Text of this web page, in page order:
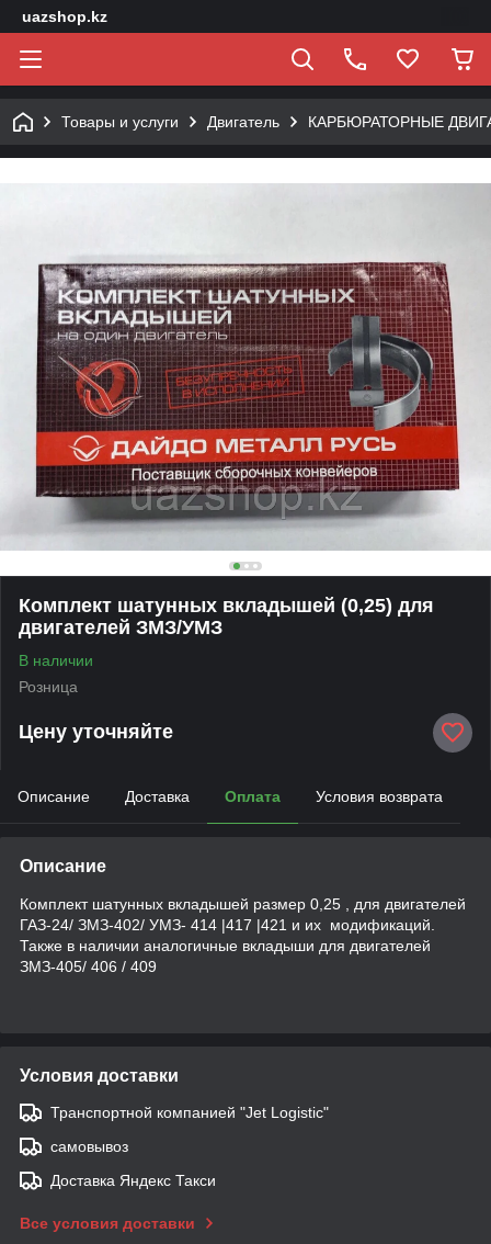
uazshop.kz
Товары и услуги Двигатель КАРБЮРАТОРНЫЕ
Комплект шатунных вкладышей (0,25) для
двигателей ЗМЗ/УМЗ
В наличии
Розница
Цену уточняйте
Описание Доставка Оплата Условия возврата
Описание
Комплект шатунных вкладышей размер 0,25 , для двигателей
ГАЗ-24/ ЗМЗ-402/ УМЗ- 414 |417 |421 и их модификаций.
Также в наличии аналогичные вкладыши для двигателей
ЗМЗ-405/ 406 / 409
Условия доставки
Транспортной компанией "Jet Logistic"
самовывоз
Доставка Яндекс Такси
Все условия доставки